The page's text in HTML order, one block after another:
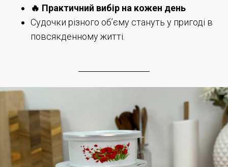
🔥 Практичний вибір на кожен день
Судочки різного об’єму стануть у пригоді в
повсякденному житті.